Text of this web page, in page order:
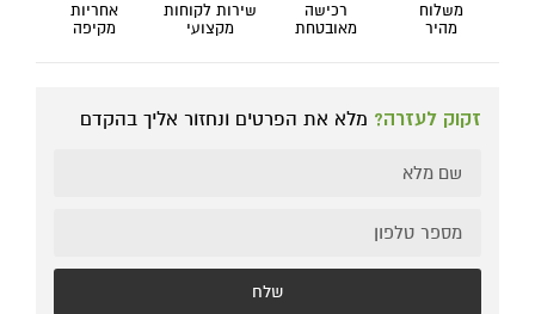
משלוח
מהיר
רכישה
מאובטחת
שירות לקוחות
מקצועי
אחריות
מקיפה
זקוק לעזרה? מלא את הפרטים ונחזור אליך בהקדם
שלח